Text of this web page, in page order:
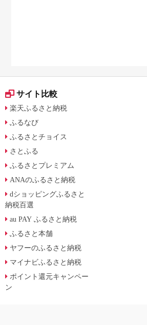
サイト比較
楽天ふるさと納税
ふるなび
ふるさとチョイス
さとふる
ふるさとプレミアム
ANAのふるさと納税
dショッピングふるさと
納税百選
au PAY ふるさと納税
ふるさと本舗
ヤフーのふるさと納税
マイナビふるさと納税
ポイント還元キャンペー
ン